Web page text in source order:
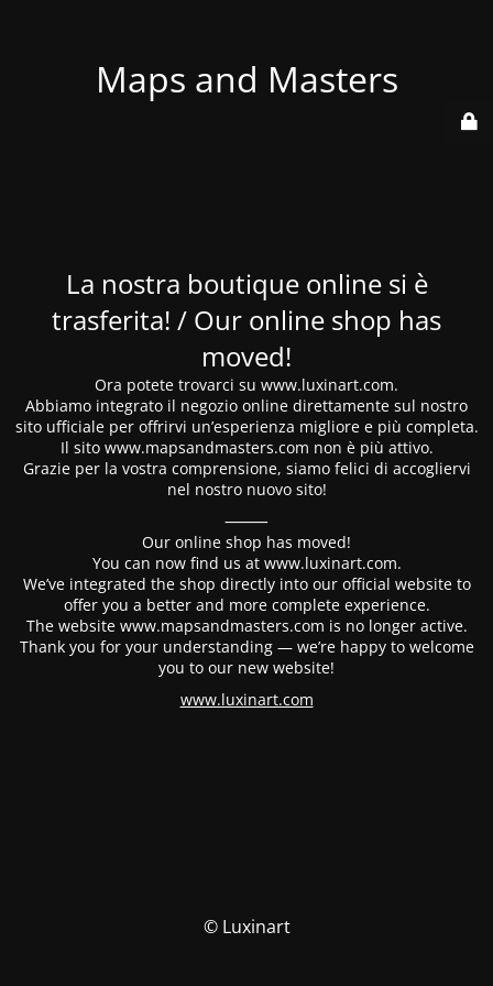
Maps and Masters
La nostra boutique online si è
trasferita! / Our online shop has
moved!
Ora potete trovarci su www.luxinart.com.
Abbiamo integrato il negozio online direttamente sul nostro
sito ufficiale per offrirvi un’esperienza migliore e più completa.
Il sito www.mapsandmasters.com non è più attivo.
Grazie per la vostra comprensione, siamo felici di accogliervi
nel nostro nuovo sito!
⸻
Our online shop has moved!
You can now find us at www.luxinart.com.
We’ve integrated the shop directly into our official website to
offer you a better and more complete experience.
The website www.mapsandmasters.com is no longer active.
Thank you for your understanding — we’re happy to welcome
you to our new website!
www.luxinart.com
© Luxinart